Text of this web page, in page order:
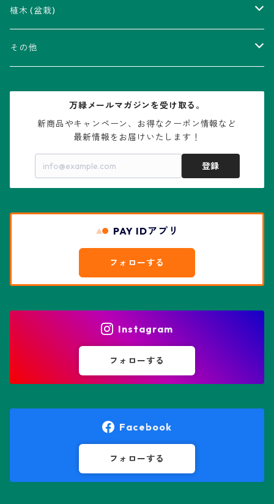
瑠璃兜錦、兜丸錦
V-type兜
リザード・スキン兜
花園兜
アリオカルプス属
ウィギンシア属
エキノケレウス属
エキノプシス属
エリオシケ属
オレオケレウス属
アカベ属
アロエ属
コノフィツム属
センナ属
パキポディウム属
フェネストラリア属
プセウドリトス属
植木 (盆栽)
ムクロジ科：カエデ属
その他
水石・景石
万緑メールマガジンを受け取る。
新商品やキャンペーン、お得なクーポン情報など
最新情報をお届けいたします！
登録
PAY IDアプリ
フォローする
Instagram
フォローする
Facebook
フォローする